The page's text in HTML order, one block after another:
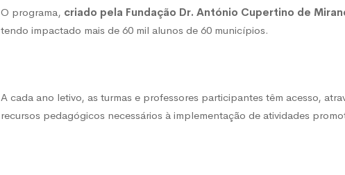
O programa, criado pela Fundação Dr. António Cupertino de
tendo impactado mais de 60 mil alunos de 60 municípios.
A cada ano letivo, as turmas e professores participantes têm acesso,
recursos pedagógicos necessários à implementação de atividades